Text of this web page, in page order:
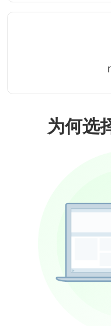
为何选